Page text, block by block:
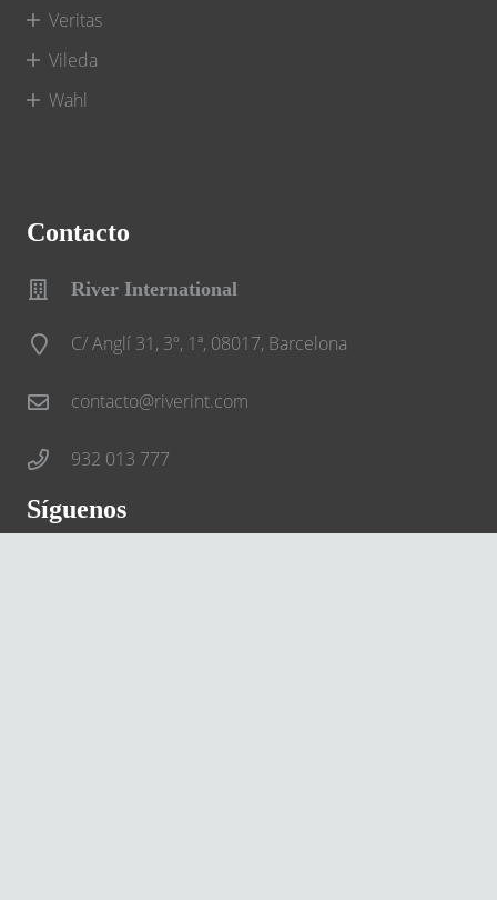
Veritas
Vileda
Wahl
Contacto
River International
C/ Anglí 31, 3º, 1ª, 08017, Barcelona
contacto@riverint.com
932 013 777
Síguenos